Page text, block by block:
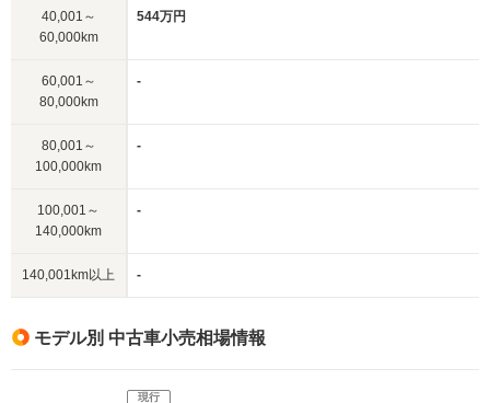
40,001～
60,000km
544万円
60,001～
80,000km
-
80,001～
100,000km
-
100,001～
140,000km
-
140,001km以上 -
モデル別 中古車小売相場情報
現行